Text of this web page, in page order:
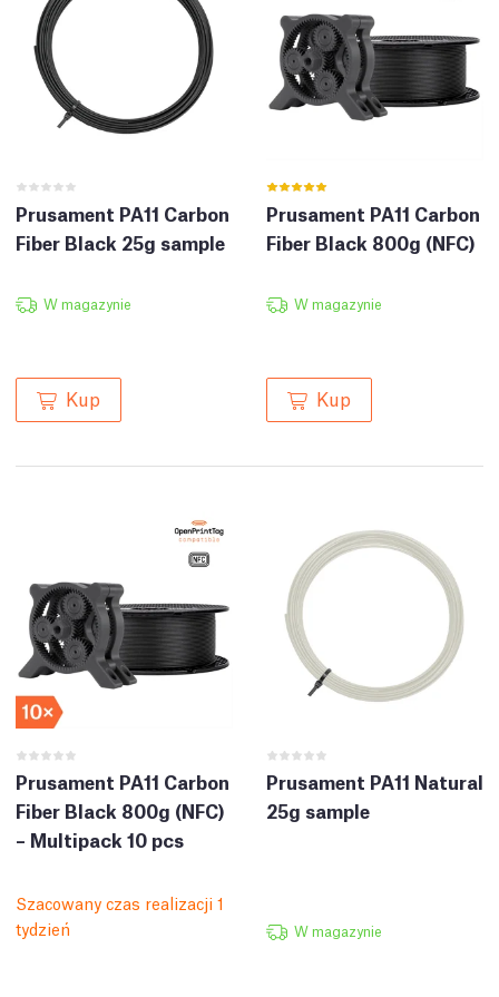
Prusament PA11 Carbon
Fiber Black 25g sample
W magazynie
Kup
Prusament PA11 Carbon
Fiber Black 800g (NFC)
W magazynie
Kup
Prusament PA11 Carbon
Fiber Black 800g (NFC)
– Multipack 10 pcs
Szacowany czas realizacji 1
tydzień
Prusament PA11 Natural
25g sample
W magazynie